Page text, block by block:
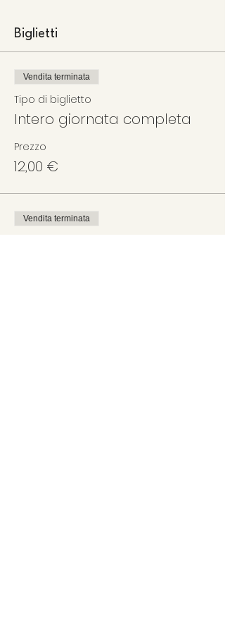
Biglietti
Vendita terminata
Tipo di biglietto
Intero giornata completa
Prezzo
12,00 €
Vendita terminata